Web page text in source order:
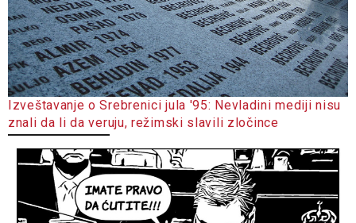
Izveštavanje o Srebrenici jula '95: Nevladini mediji nisu
znali da li da veruju, režimski slavili zločince